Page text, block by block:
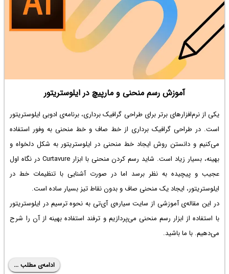
در طراحی پوستر و بنر برای سایت و نمایشگاه و غیره می‌توانید از ایلوستریتور
استفاده کنید. در این مقاله یک پروژه طراحی ساده در ایلوستریتور را مرور
می‌کنیم که هدف آن ایجاد طرحی است که لوگو یا متن به شکل منحنی تکرار
شود و رنگ آن تغییر کند. در واقع نوشتن متن خمیده با افکت‌های جذاب و
رنگارنگ، یکی از ترندهای طراحی بنر و پوستر در ایلوستریتور است.
با ما در ادامه مطلب همراه باشید تا نحوه پیاده‌سازی تکرار متن با تغییر رنگ در
برنامه ادوبی ایلوستریتور را بررسی کنیم.
آموزش رسم منحنی و مارپیچ در ایلوستریتور
یکی از نرم‌افزارهای برتر برای طراحی گرافیک برداری، برنامه‌ی ادوبی ایلوستریتور
است. در طراحی گرافیک برداری از خط صاف و خط منحنی به وفور استفاده
می‌کنیم و دانستن روش ایجاد خط منحنی در ایلوستریتور به شکل دلخواه و
بهینه، بسیار زیاد است. شاید رسم کردن منحنی با ابزار Curtavure در نگاه اول
عجیب و پیچیده به نظر برسد اما در صورت آشنایی با تنظیمات خط در
ایلوستریتور، ایجاد یک منحنی صاف و بدون نقاط تیز بسیار ساده است.
در این مقاله‌ی آموزشی از سایت سیاره‌ی آی‌تی به نحوهترسیم در ایلوستریتور
با استفاده از ابزار رسم منحنی می‌پردازیم و ترفند استفاده بهینه از آن را شرح
می‌دهیم. با ما باشید.
ادامه‌ی مطلب ...